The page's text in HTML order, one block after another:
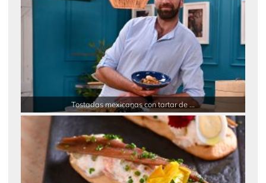
Tostadas mexicanas con tartar de ...